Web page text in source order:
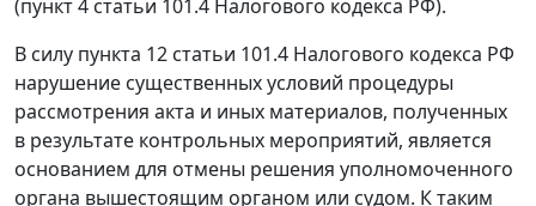
(пункт 4 статьи 101.4 Налогового кодекса РФ).
В силу пункта 12 статьи 101.4 Налогового кодекса РФ
нарушение существенных условий процедуры
рассмотрения акта и иных материалов, полученных
в результате контрольных мероприятий, является
основанием для отмены решения уполномоченного
органа вышестоящим органом или судом. К таким